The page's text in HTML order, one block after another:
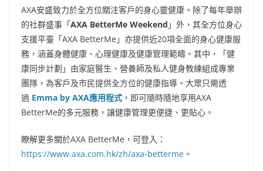
AXA安盛致力於全方位關注客戶的身心靈健康。除了每年舉辦
的社群盛事「AXA BetterMe Weekend 」外，其全方位身心
支援平臺「AXA BetterMe」亦提供近20項全面的身心健康服
務，涵蓋身體健康、心理健康及健康管理範疇。其中，「健
康同步計劃」由家庭醫生、營養師及私人健身教練組成專業
團隊，為客戶及市民提供全方位的健康指導。大眾只需透
過 Emma by AXA應用程式 ，即可隨時隨地享用AXA
BetterMe的多元服務，讓健康管理更便捷、更貼心。
瞭解更多關於AXA BetterMe，可登入：
https://www.axa.com.hk/zh/axa-betterme 。